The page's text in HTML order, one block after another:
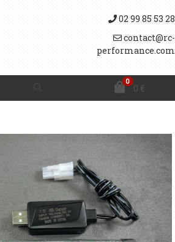
02 99 85 53 28
contact@rc-
performance.com
0
0 €